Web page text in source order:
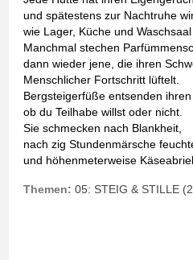
und spätestens zur Nachtruhe
wie Lager, Küche und
Manchmal stechen
dann wieder jene, die ihren
Menschlicher Fortschritt lüftelt.
Bergsteigerfüße entsenden
ob du Teilhabe willst oder nicht.
Sie schmecken nach Blankheit,
nach zig Stundenmärsche
und höhenmeterweise
Themen: 05: STEIG & STILLE